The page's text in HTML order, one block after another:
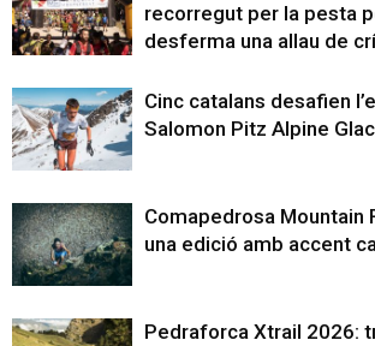
recorregut per la pesta
desferma una allau de
Cinc catalans desafien
Salomon Pitz Alpine
Comapedrosa Mountain
una edició amb accent
Pedraforca Xtrail 2026: